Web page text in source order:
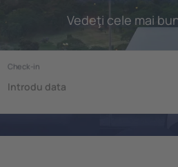
Vedeţi cele mai